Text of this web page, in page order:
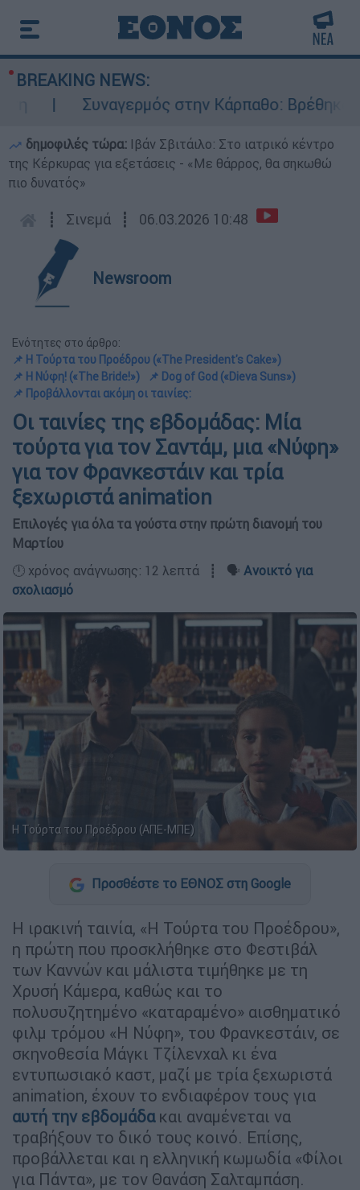
BREAKING NEWS:
στην Κάρπαθο: Βρέθηκαν παλιά
δημοφιλές τώρα: Ιβάν Σβιτάιλο: Στο ιατρικό κέντρο
της Κέρκυρας για εξετάσεις - «Με θάρρος, θα σηκωθώ
πιο δυνατός»
┋ Σινεμά ┋ 06.03.2026 10:48
Newsroom
Ενότητες στο άρθρο:
📌 Η Τούρτα του Προέδρου («The President's Cake»)
📌 Η Νύφη! («The Bride!»)
📌 Dog of God («Dieva Suns»)
📌 Προβάλλονται ακόμη οι ταινίες:
Οι ταινίες της εβδομάδας: Μία
τούρτα για τον Σαντάμ, μια «Νύφη»
για τον Φρανκεστάιν και τρία
ξεχωριστά animation
Επιλογές για όλα τα γούστα στην πρώτη διανομή του
Μαρτίου
🕛 χρόνος ανάγνωσης: 12 λεπτά ┋ 🗣️ Ανοικτό για
σχολιασμό
Η Τούρτα του Προέδρου (ΑΠΕ-ΜΠΕ)
Προσθέστε το ΕΘΝΟΣ στη Google
Η ιρακινή ταινία, «Η Τούρτα του Προέδρου»,
η πρώτη που προσκλήθηκε στο Φεστιβάλ
των Καννών και μάλιστα τιμήθηκε με τη
Χρυσή Κάμερα, καθώς και το
πολυσυζητημένο «καταραμένο» αισθηματικό
φιλμ τρόμου «Η Νύφη», του Φρανκεστάιν, σε
σκηνοθεσία Μάγκι Τζίλενχαλ κι ένα
εντυπωσιακό καστ, μαζί με τρία ξεχωριστά
animation, έχουν το ενδιαφέρον τους για
αυτή την εβδομάδακαι αναμένεται να
τραβήξουν το δικό τους κοινό. Επίσης,
προβάλλεται και η ελληνική κωμωδία «Φίλοι
για Πάντα», με τον Θανάση Σαλταμπάση.